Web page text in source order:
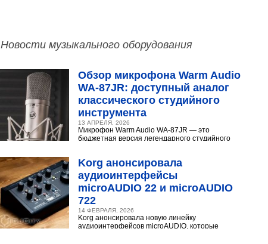
Новости музыкального оборудования
Обзор микрофона Warm Audio
WA‑87JR: доступный аналог
классического студийного
инструмента
13 АПРЕЛЯ, 2026
Микрофон Warm Audio WA‑87JR — это
бюджетная версия легендарного студийного
Korg анонсировала
аудиоинтерфейсы
microAUDIO 22 и microAUDIO
722
14 ФЕВРАЛЯ, 2026
Korg анонсировала новую линейку
аудиоинтерфейсов microAUDIO, которые